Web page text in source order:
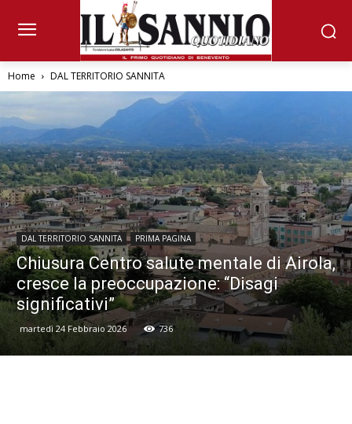
Home DAL TERRITORIO SANNITA
DAL TERRITORIO SANNITA PRIMA PAGINA
Chiusura Centro salute mentale di Airola,
cresce la preoccupazione: “Disagi
significativi”
martedì 24 Febbraio 2026 736